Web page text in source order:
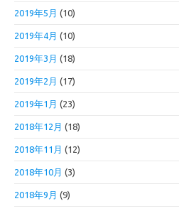
2019年5月 (10)
2019年4月 (10)
2019年3月 (18)
2019年2月 (17)
2019年1月 (23)
2018年12月 (18)
2018年11月 (12)
2018年10月 (3)
2018年9月 (9)